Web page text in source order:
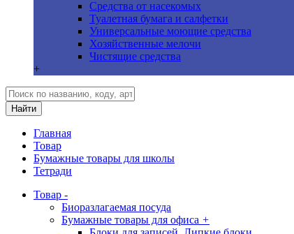
Средства от насекомых
Туалетная бумага и салфетки
Универсальные моющие средства
Хозяйственные мелочи
Чистящие средства
+
Найти
Главная
Товар
Бумажные товары для школы
Тетради
Товар -
Биоразлагаемая посуда
Бумажные товары для офиса +